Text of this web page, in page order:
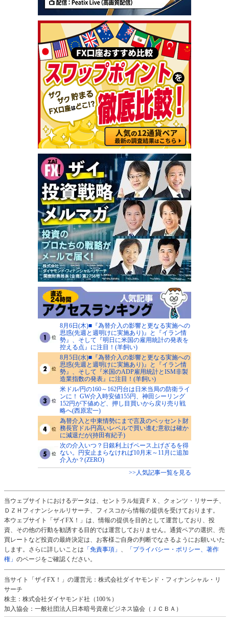
8月6日(木)■『為替介入の影響と更なる実施への
思惑(先週と週明けに実施あり)』と『イラン情
勢』、そして『明日に米国の雇用統計の発表を
控える点』に注目！(羊飼い)
8月5日(水)■『為替介入の影響と更なる実施への
思惑(先週と週明けに実施あり)』と『イラン情
勢』、そして『米国のADP雇用統計とISM非製
造業指数の発表』に注目！(羊飼い)
米ドル/円の160～162円台は日米当局の防衛ライ
ンに！ GW介入時安値155円、神田シーリング
152円が下値めど、押し目買いから戻り売り戦
略へ(西原宏一)
為替介入と中東情勢にまで言及のベッセント財
務長官ドル円高いレベルで買い進む意欲は確か
に減退だが(持田有紀子)
次の介入いつ？日銀利上げペース上げざるを得
ない。円安止まらなければ10月末～11月に追加
介入か？(ZERO)
>>人気記事一覧を見る
当ウェブサイトにおけるデータは、セントラル短資ＦＸ、クォンツ・リサーチ、
ＤＺＨフィナンシャルリサーチ、フィスコから情報の提供を受けております。
本ウェブサイト「ザイFX！」は、情報の提供を目的として運営しており、投
資、その他の行動を勧誘する目的では運営しておりません。通貨ペアの選択、売
買レートなど投資の最終決定は、お客様ご自身の判断でなさるようにお願いいた
します。さらに詳しいことは 「免責事項」 、
「プライバシー・ポリシー、著作
権」 のページをご確認ください。
当サイト「ザイFX！」の運営元：株式会社ダイヤモンド・フィナンシャル・リ
サーチ
株主：株式会社ダイヤモンド社（100％）
加入協会：一般社団法人日本暗号資産ビジネス協会（ＪＣＢＡ）